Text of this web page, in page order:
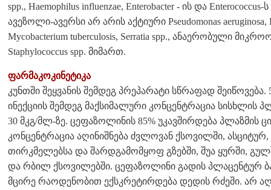
spp., Haemophilus influenzae, Enterobacter - ის და
ავეზოლი-ავერსი არ არის აქტიური Pseudomonas
Mycobacterium tuberculosis, Serratia spp., ანაერობული
Staphylococcus spp. მიმართ.
ფარმაკოკინეტიკა
კუნთში შეყვანის შემდეგ პრეპარატი სწრაფად
ინექციის შემდეგ მაქსიმალური კონცენტრაცია სისხლის
30 მკგ/მლ-ზე. ცეფაზოლინის 85% უკავშირდება პლაზმის
კონცენტრაცია აღინიშნება ძვლოვან ქსოვილში,
თირკმელებსა და შარდგამომყოფ გზებში, შუა ყურში,
და რბილ ქსოვილებში. ცეფაზოლინი გადის პლაცენტურ
მცირე რაოდენობით ექსკრეტირდება დედის რძეში. არ